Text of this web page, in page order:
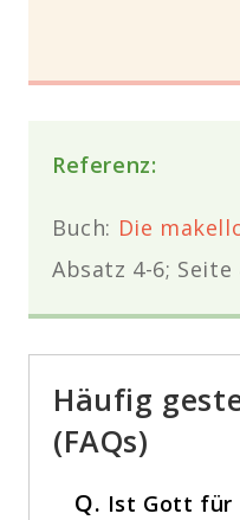
Referenz:
Buch: Die
Absatz 4-6; Seite
Häufig
(FAQs)
Q. Ist Gott für